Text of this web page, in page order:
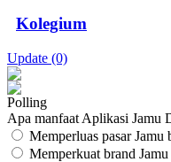
Kolegium
Update (0)
Polling
Apa manfaat Aplikasi Jamu
Memperluas pasar Jamu
Memperkuat brand